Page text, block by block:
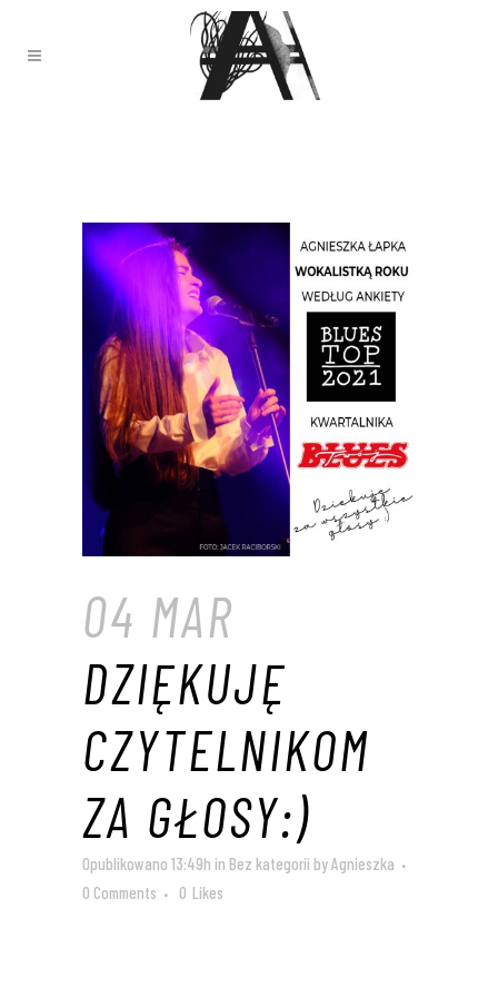
04 MAR
DZIĘKUJĘ
CZYTELNIKOM
ZA GŁOSY:)
Opublikowano 13:49h in Bez kategorii byAgnieszka
0 Comments
0 Likes